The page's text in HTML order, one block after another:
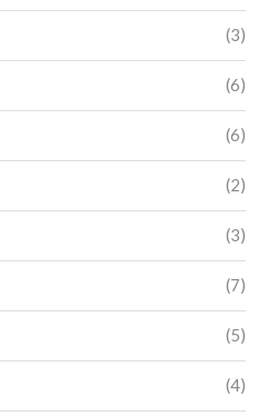
(3)
(6)
(6)
(2)
(3)
(7)
(5)
(4)